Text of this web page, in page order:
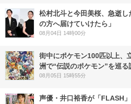
松村北斗と今田美桜、急逝し
の方へ届けていけたら」
08月04日 14時00分
街中にポケモン100匹以上
洲で“伝説のポケモン”を巡る
08月05日 15時55分
声優・井口裕香が「FLASH